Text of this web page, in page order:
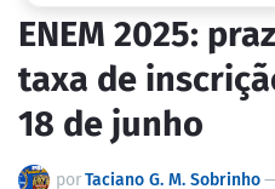
ENEM 2025:
taxa de
18 de junho
porTaciano G. M. Sobrinho